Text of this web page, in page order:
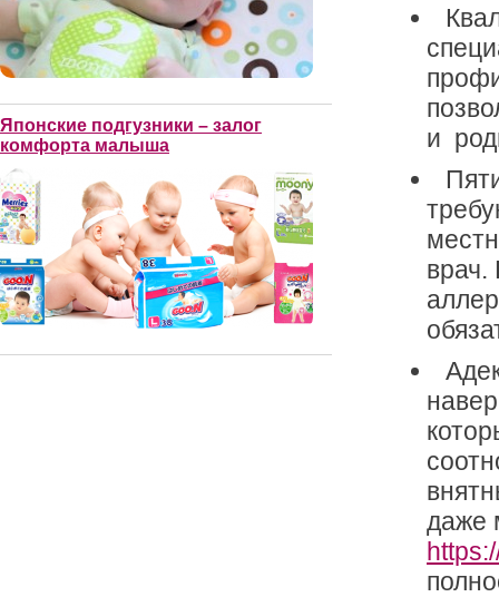
Японские подгузники – залог
комфорта малыша
и
врач.
даже